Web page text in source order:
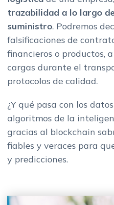
trazabilidad a lo largo
suministro. Podremos
falsificaciones de
financieros o productos,
cargas durante el
protocolos de calidad.
¿Y qué pasa con los
algoritmos de la
gracias al blockchain
fiables y veraces para
y predicciones.